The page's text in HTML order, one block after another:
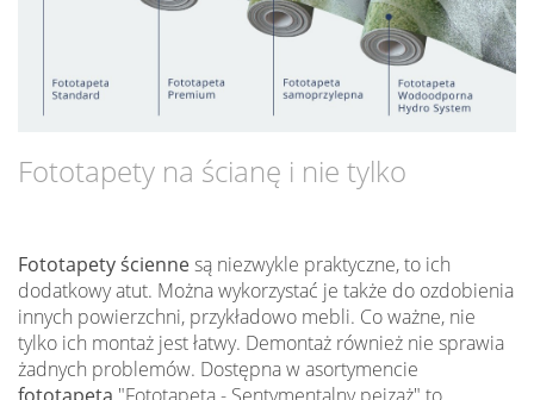
Fototapety na ścianę i nie tylko
Fototapety ściennesą niezwykle praktyczne, to ich
dodatkowy atut. Można wykorzystać je także do ozdobienia
innych powierzchni, przykładowo mebli. Co ważne, nie
tylko ich montaż jest łatwy. Demontaż również nie sprawia
żadnych problemów. Dostępna w asortymencie